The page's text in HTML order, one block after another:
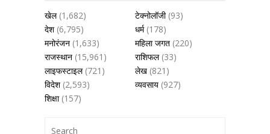
खेल(1,682) टेक्नोलॉजी(93)
देश(6,795) धर्म(178)
मनोरंजन (1,633) महिला जगत (220)
राजस्थान (15,961) राशिफल(33)
लाइफस्टाइल(721) लेख (821)
विदेश(2,593) व्यवसाय (927)
शिक्षा(157)